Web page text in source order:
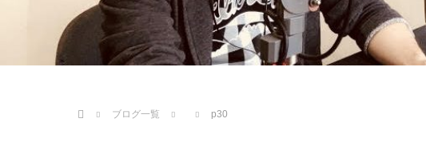
ブログ一覧
p30